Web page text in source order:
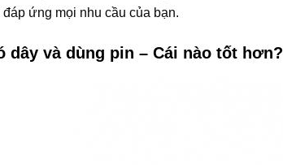
ứng mọi nhu cầu của bạn.
dây và dùng pin – Cái nào tốt hơn?